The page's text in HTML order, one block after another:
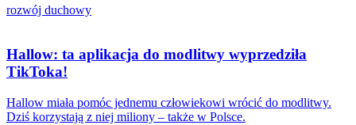
rozwój duchowy
Hallow: ta aplikacja do modlitwy wyprzedziła
TikToka!
Hallow miała pomóc jednemu człowiekowi wrócić do modlitwy.
Dziś korzystają z niej miliony – także w Polsce.